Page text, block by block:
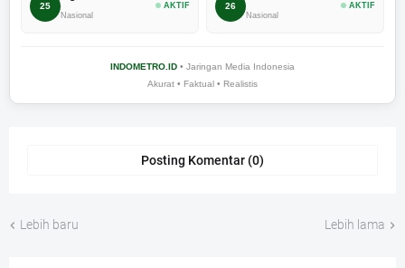
25
Nasional
AKTIF 26
Nasional
AKTIF
INDOMETRO.ID • Jaringan Media Indonesia
Akurat • Faktual • Realistis
Posting Komentar (0)
Lebih baru Lebih lama